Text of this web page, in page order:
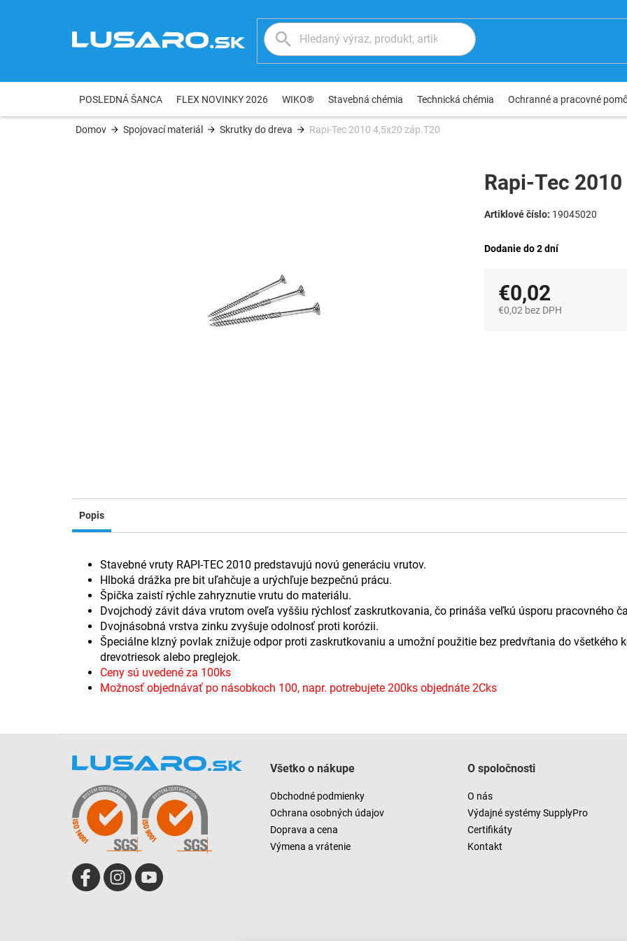
POSLEDNÁ ŠANCA FLEX NOVINKY 2026 WIKO® Stavebná chémia Technická chémia Ochranné a pracovné
Domov Spojovací materiál Skrutky do dreva Rapi-Tec 2010 4,5x20 záp.T20
Dodanie do 2 dní
Rapi-Tec
19045020
€0,02
€0,02 bez DPH
Popis
Stavebné vruty RAPI-TEC 2010 predstavujú novú generáciu vrutov.
Hlboká drážka pre bit uľahčuje a urýchľuje bezpečnú prácu.
Špička zaistí rýchle zahryznutie vrutu do materiálu.
Dvojchodý závit dáva vrutom oveľa vyššiu rýchlosť zaskrutkovania, čo prináša veľkú úsporu pracovného
Dvojnásobná vrstva zinku zvyšuje odolnosť proti korózii.
Špeciálne klzný povlak znižuje odpor proti zaskrutkovaniu a umožní použitie bez predvŕtania do všetkého
drevotriesok alebo preglejok.
Ceny sú uvedené za 100ks
Možnosť objednávať po násobkoch 100, napr. potrebujete 200ks objednáte 2Cks
Všetko o nákupe
Obchodné podmienky
Ochrana osobných údajov
Doprava a cena
Výmena a vrátenie
O spoločnosti
O nás
Výdajné systémy SupplyPro
Certifikáty
Kontakt